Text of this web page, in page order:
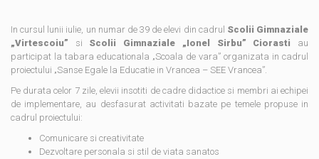
In cursul lunii iulie, un numar de 39 de elevi din cadrul Scolii Gimnaziale
„Virtescoiu” si Scolii Gimnaziale „Ionel Sirbu” Ciorasti au
participat la tabara educationala „Scoala de vara” organizata in cadrul
proiectului „Sanse Egale la Educatie in Vrancea – SEE Vrancea”.
Pe durata celor 7 zile, elevii insotiti de cadre didactice si membri ai echipei
de implementare, au desfasurat activitati bazate pe temele propuse in
cadrul proiectului:
Comunicare si creativitate
Dezvoltare personala si stil de viata sanatos